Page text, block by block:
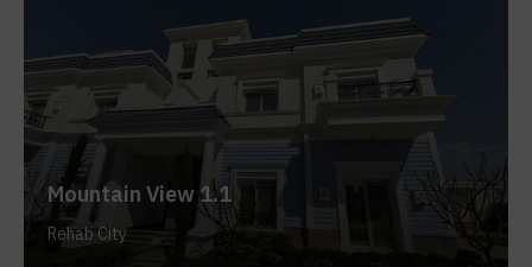
Mountain View 1.1
Rehab City